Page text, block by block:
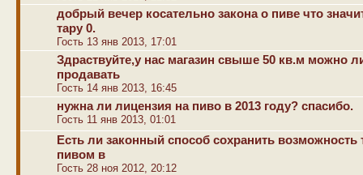
добрый вечер косательно закона о пиве что
тару 0.
Гость 13 янв 2013, 17:01
Здраствуйте,у нас магазин свыше 50 кв.м можно
продавать
Гость 14 янв 2013, 16:45
нужна ли лицензия на пиво в 2013 году? спасибо.
Гость 11 янв 2013, 01:01
Есть ли законный способ сохранить возможность
пивом в
Гость 28 ноя 2012, 20:12